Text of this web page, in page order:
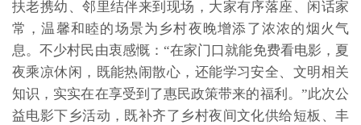
扶老携幼、邻里结伴来到现场，大家有序落座、闲话家
常，温馨和睦的场景为乡村夜晚增添了浓浓的烟火气
息。不少村民由衷感慨：“在家门口就能免费看电影，夏
夜乘凉休闲，既能热闹散心，还能学习安全、文明相关
知识，实实在在享受到了惠民政策带来的福利。”此次公
益电影下乡活动，既补齐了乡村夜间文化供给短板、丰